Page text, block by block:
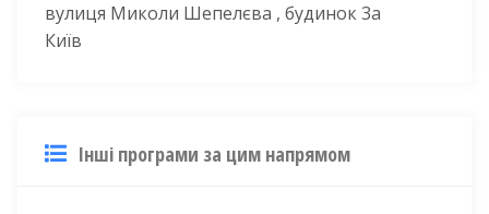
вулиця Миколи Шепелєва , будинок 3а
Київ
Інші програми за цим напрямом